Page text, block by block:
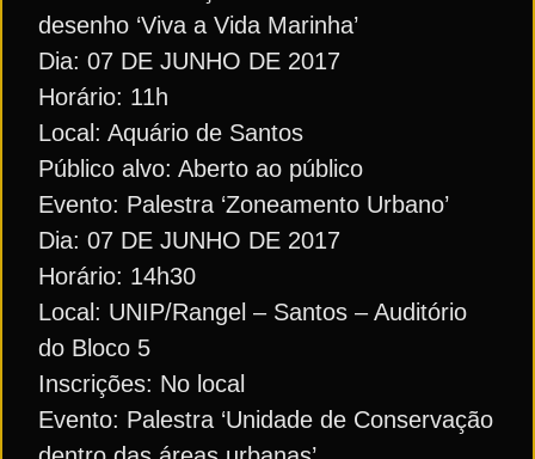
desenho ‘Viva a Vida Marinha’
Dia: 07 DE JUNHO DE 2017
Horário: 11h
Local: Aquário de Santos
Público alvo: Aberto ao público
Evento: Palestra ‘Zoneamento Urbano’
Dia: 07 DE JUNHO DE 2017
Horário: 14h30
Local: UNIP/Rangel – Santos – Auditório
do Bloco 5
Inscrições: No local
Evento: Palestra ‘Unidade de Conservação